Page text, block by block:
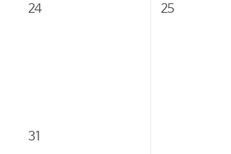
24 25
31